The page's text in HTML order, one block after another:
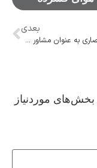
بعدی
علی‌اصغر انصاری به عنوان مشاور مدیرعامل مخابرات ایران در امور هوشمندسازی صنایع و کسب‌وکارها منصوب شد
بخش‌های موردنیاز